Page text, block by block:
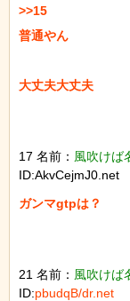
>>15
普通やん
大丈夫大丈夫
17 名前： 風吹けば
ID:AkvCejmJ0.net
ガンマgtpは？
21 名前： 風吹けば
ID:pbudqB/dr.net